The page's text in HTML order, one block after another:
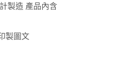
製造 產品內含
製圖文